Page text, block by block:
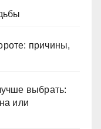
причины,
выбрать:
или